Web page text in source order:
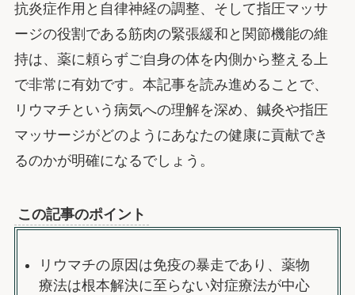
抗炎症作用と自律神経の調整、そして指圧マッサ
ージの役割である筋肉の緊張緩和と関節機能の維
持は、薬に頼らずご自身の体を内側から整える上
で非常に有効です。本記事を読み進めることで、
リウマチという病気への理解を深め、鍼灸や指圧
マッサージがどのようにあなたの健康に貢献でき
るのかが明確になるでしょう。
この記事のポイント
リウマチの原因は免疫の暴走であり、薬物
療法は根本解決に至らない対症療法が中心